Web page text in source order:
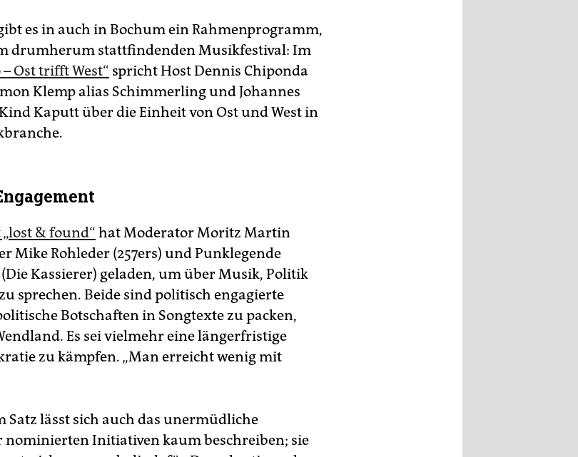
es in auch in Bochum ein Rahmenprogramm,
drumherum stattfindenden Musikfestival: Im
Ost trifft West“ spricht Host Dennis Chiponda
Klemp alias Schimmerling und Johannes
Kaputt über die Einheit von Ost und West in
& found“ hat Moderator Moritz Martin
Mike Rohleder (257ers) und Punklegende
Kassierer) geladen, um über Musik, Politik
sprechen. Beide sind politisch engagierte
Botschaften in Songtexte zu packen,
Es sei vielmehr eine längerfristige
zu kämpfen. „Man erreicht wenig mit
Satz lässt sich auch das unermüdliche
nominierten Initiativen kaum beschreiben; sie